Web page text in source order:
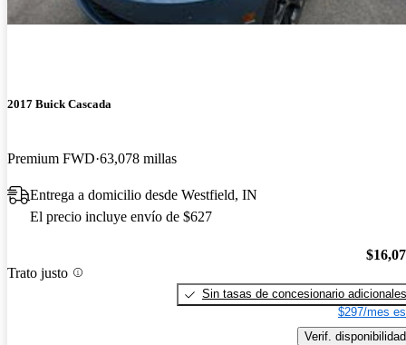
2017 Buick Cascada
Premium FWD 63,078 millas
Entrega a domicilio desde Westfield, IN
El precio incluye envío de $627
Trato justo
Sin tasas de concesionario adicionales
$297/mes
Verif. disponibilidad